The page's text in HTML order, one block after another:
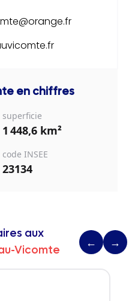
en chiffres
superficie
1 448,6 km²
code INSEE
23134
aux
Vicomte
← →